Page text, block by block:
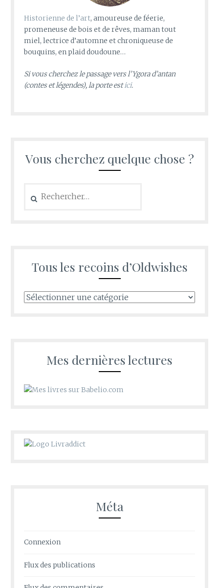
Historienne de l’art, amoureuse de féerie,
promeneuse de bois et de rêves, maman tout
miel, lectrice d’automne et chroniqueuse de
bouquins, en plaid doudoune…
Si vous cherchez le passage vers l’Ygora d’antan
(contes et légendes), la porte estici.
Vous cherchez quelque chose ?
Tous les recoins d’Oldwishes
Tous
Mes dernières lectures
Méta
Connexion
Flux des publications